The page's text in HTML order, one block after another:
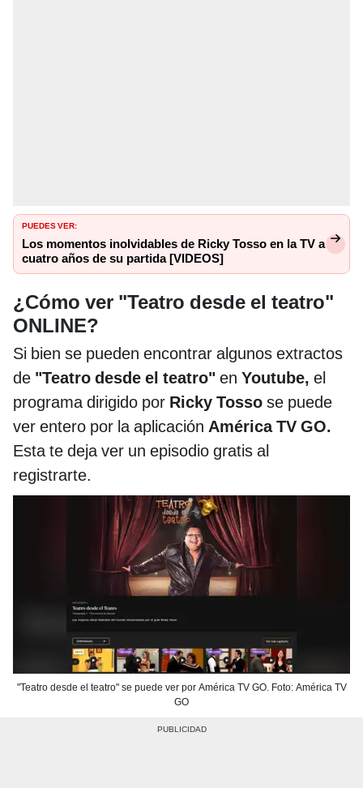
PUEDES VER:
Los momentos inolvidables de Ricky Tosso en la TV a
cuatro años de su partida [VIDEOS]
¿Cómo ver "Teatro desde el teatro"
ONLINE?
Si bien se pueden encontrar algunos extractos
de "Teatro desde el teatro" en Youtube, el
programa dirigido por Ricky Tosso se puede
ver entero por la aplicación América TV GO.
Esta te deja ver un episodio gratis al
registrarte.
"Teatro desde el teatro" se puede ver por América TV GO. Foto: América TV
GO